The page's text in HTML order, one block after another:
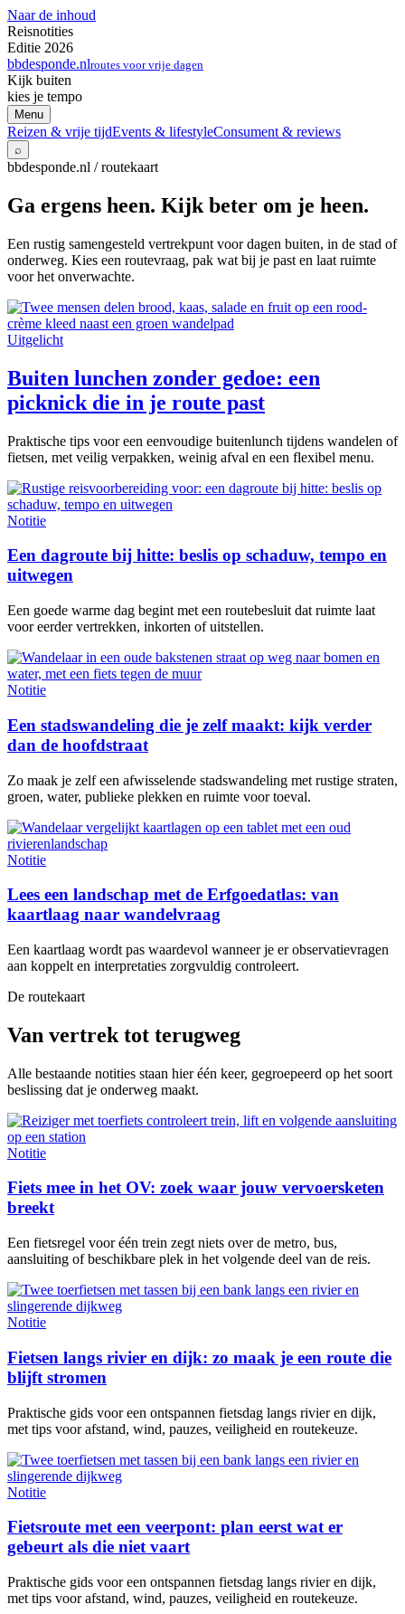
Naar de inhoud
Reisnotities
Editie 2026
bbdesponde.nlroutes voor vrije dagen
Kijk buiten
kies je tempo
Menu
Reizen & vrije tijdEvents & lifestyleConsument & reviews
⌕
bbdesponde.nl / routekaart
Ga ergens heen. Kijk beter om je heen.
Een rustig samengesteld vertrekpunt voor dagen buiten, in de stad of
onderweg. Kies een routevraag, pak wat bij je past en laat ruimte
voor het onverwachte.
Uitgelicht
Buiten lunchen zonder gedoe: een
picknick die in je route past
Praktische tips voor een eenvoudige buitenlunch tijdens wandelen of
fietsen, met veilig verpakken, weinig afval en een flexibel menu.
Notitie
Een dagroute bij hitte: beslis op schaduw, tempo en
uitwegen
Een goede warme dag begint met een routebesluit dat ruimte laat
voor eerder vertrekken, inkorten of uitstellen.
Notitie
Een stadswandeling die je zelf maakt: kijk verder
dan de hoofdstraat
Zo maak je zelf een afwisselende stadswandeling met rustige straten,
groen, water, publieke plekken en ruimte voor toeval.
Notitie
Lees een landschap met de Erfgoedatlas: van
kaartlaag naar wandelvraag
Een kaartlaag wordt pas waardevol wanneer je er observatievragen
aan koppelt en interpretaties zorgvuldig controleert.
De routekaart
Van vertrek tot terugweg
Alle bestaande notities staan hier één keer, gegroepeerd op het soort
beslissing dat je onderweg maakt.
Notitie
Fiets mee in het OV: zoek waar jouw vervoersketen
breekt
Een fietsregel voor één trein zegt niets over de metro, bus,
aansluiting of beschikbare plek in het volgende deel van de reis.
Notitie
Fietsen langs rivier en dijk: zo maak je een route die
blijft stromen
Praktische gids voor een ontspannen fietsdag langs rivier en dijk,
met tips voor afstand, wind, pauzes, veiligheid en routekeuze.
Notitie
Fietsroute met een veerpont: plan eerst wat er
gebeurt als die niet vaart
Praktische gids voor een ontspannen fietsdag langs rivier en dijk,
met tips voor afstand, wind, pauzes, veiligheid en routekeuze.